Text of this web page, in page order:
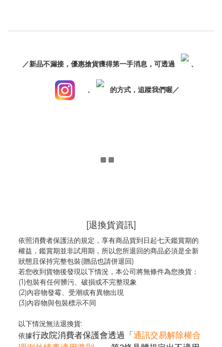
／新品不漏接，優惠搶貨獲得第一手消息，可透過 、
、 的方式，追蹤我們喔／
[退換貨資訊]
依照消費者保護法的規定，享有商品貨到日起七天鑑賞期的
權益，鑑賞期並非試用期，所以您所退回的商品必須是全新
狀態且保持完整包裝(贈品也請併退回)
若您收到貨物後發現以下情況，本公司將無條件為您換貨：
(1)包裝有任何髒污、破損或不完整現象
(2)內容物發霉、 受潮或有異物出現
(3)內容物與包裝標示不同
以下情況無法退換貨:
依據行政院消費者保護會透過「 通訊交易解除權合